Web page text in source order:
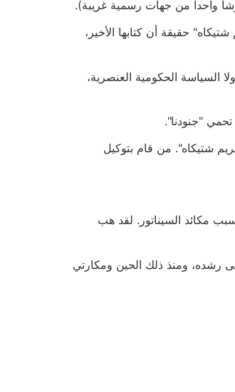
واحدا من جهات رسمية غريبة).
حقيقة أن كتابها الأخير،
السياسة الحكومية العنصرية،
تحمي "جنودنا".
شتيكاه". من قام بتوكيل
مكائد السيناتور. لقد هب
رشده، ومنذ ذلك الحين ومكارتي